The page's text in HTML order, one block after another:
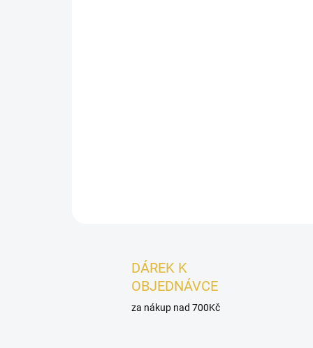
DÁREK K
OBJEDNÁVCE
za nákup nad 700Kč